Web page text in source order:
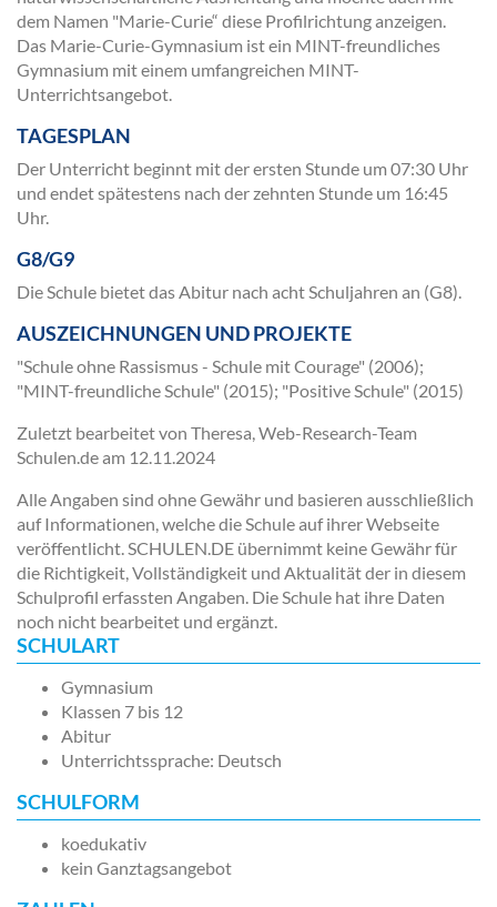
dem Namen "Marie-Curie“ diese Profilrichtung anzeigen.
Das Marie-Curie-Gymnasium ist ein MINT-freundliches
Gymnasium mit einem umfangreichen MINT-
Unterrichtsangebot.
TAGESPLAN
Der Unterricht beginnt mit der ersten Stunde um 07:30 Uhr
und endet spätestens nach der zehnten Stunde um 16:45
Uhr.
G8/G9
Die Schule bietet das Abitur nach acht Schuljahren an (G8).
AUSZEICHNUNGEN UND PROJEKTE
"Schule ohne Rassismus - Schule mit Courage" (2006);
"MINT-freundliche Schule" (2015); "Positive Schule" (2015)
Zuletzt bearbeitet von Theresa, Web-Research-Team
Schulen.de am 12.11.2024
Alle Angaben sind ohne Gewähr und basieren ausschließlich
auf Informationen, welche die Schule auf ihrer Webseite
veröffentlicht. SCHULEN.DE übernimmt keine Gewähr für
die Richtigkeit, Vollständigkeit und Aktualität der in diesem
Schulprofil erfassten Angaben. Die Schule hat ihre Daten
noch nicht bearbeitet und ergänzt.
SCHULART
Gymnasium
Klassen 7 bis 12
Abitur
Unterrichtssprache: Deutsch
SCHULFORM
koedukativ
kein Ganztagsangebot